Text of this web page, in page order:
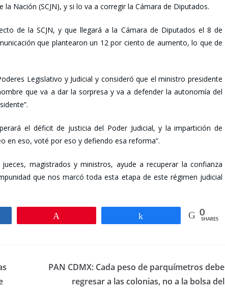
Nación (SCJN), y si lo va a corregir la Cámara de Diputados.
de la SCJN, y que llegará a la Cámara de Diputados el 8 de
que plantearon un 12 por ciento de aumento, lo que de
Legislativo y Judicial y consideró que el ministro presidente
que va a dar la sorpresa y va a defender la autonomía del
el déficit de justicia del Poder Judicial, y la impartición de
en eso, voté por eso y defiendo esa reforma”.
magistrados y ministros, ayude a recuperar la confianza
que nos marcó toda esta etapa de este régimen judicial
0
SHARES
PAN CDMX: Cada peso de parquímetros debe
regresar a las colonias, no a la bolsa del